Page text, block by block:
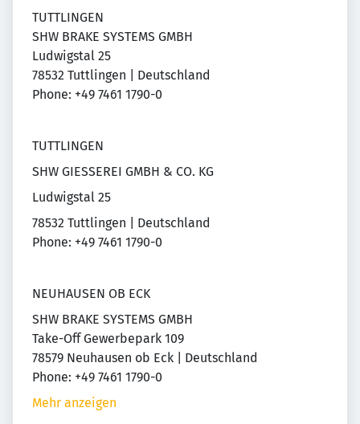
TUTTLINGEN
SHW BRAKE SYSTEMS GMBH
Ludwigstal 25
78532 Tuttlingen | Deutschland
Phone: +49 7461 1790-0
TUTTLINGEN
SHW GIESSEREI GMBH & CO. KG
Ludwigstal 25
78532 Tuttlingen | Deutschland
Phone: +49 7461 1790-0
NEUHAUSEN OB ECK
SHW BRAKE SYSTEMS GMBH
Take-Off Gewerbepark 109
78579 Neuhausen ob Eck | Deutschland
Phone: +49 7461 1790-0
Mehr anzeigen